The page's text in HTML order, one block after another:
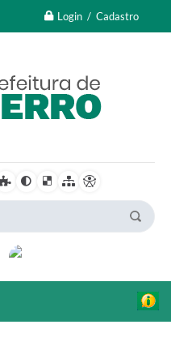
Login / Cadastro